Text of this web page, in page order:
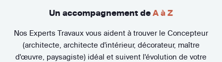
Un accompagnement de A à Z
Nos Experts Travaux vous aident à trouver le Concepteur
(architecte, architecte d'intérieur, décorateur, maître
d'œuvre, paysagiste) idéal et suivent l'évolution de votre